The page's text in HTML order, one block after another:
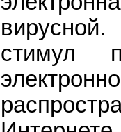
стимул